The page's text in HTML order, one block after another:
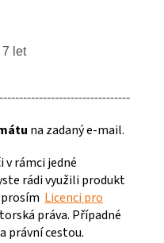
let
na zadaný e-mail.
v rámci jedné
rádi využili produkt
Licenci pro
práva. Případné
právní cestou.